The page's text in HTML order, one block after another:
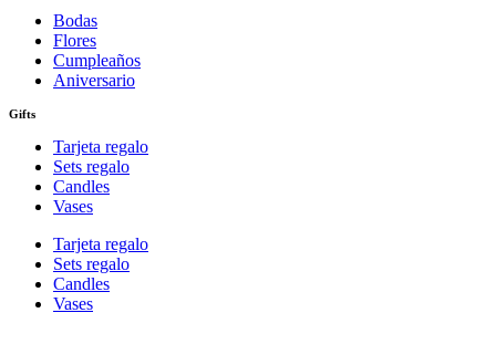
Bodas
Flores
Cumpleaños
Aniversario
Gifts
Tarjeta regalo
Sets regalo
Candles
Vases
Tarjeta regalo
Sets regalo
Candles
Vases